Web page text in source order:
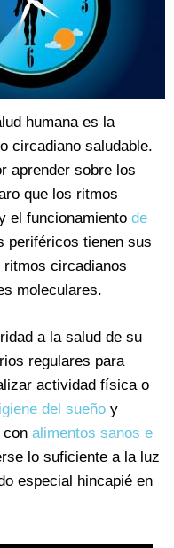
humana es la
circadiano saludable.
aprender sobre los
que los ritmos
el funcionamiento de
periféricos tienen sus
circadianos
moleculares.
a la salud de su
regulares para
actividad física o
del sueño y
con alimentos sanos e
lo suficiente a la luz
especial hincapié en